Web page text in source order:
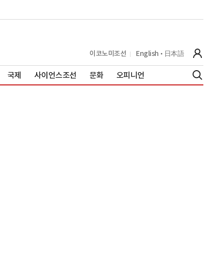
이코노미조선 English 日本語
국제 사이언스조선 문화 오피니언